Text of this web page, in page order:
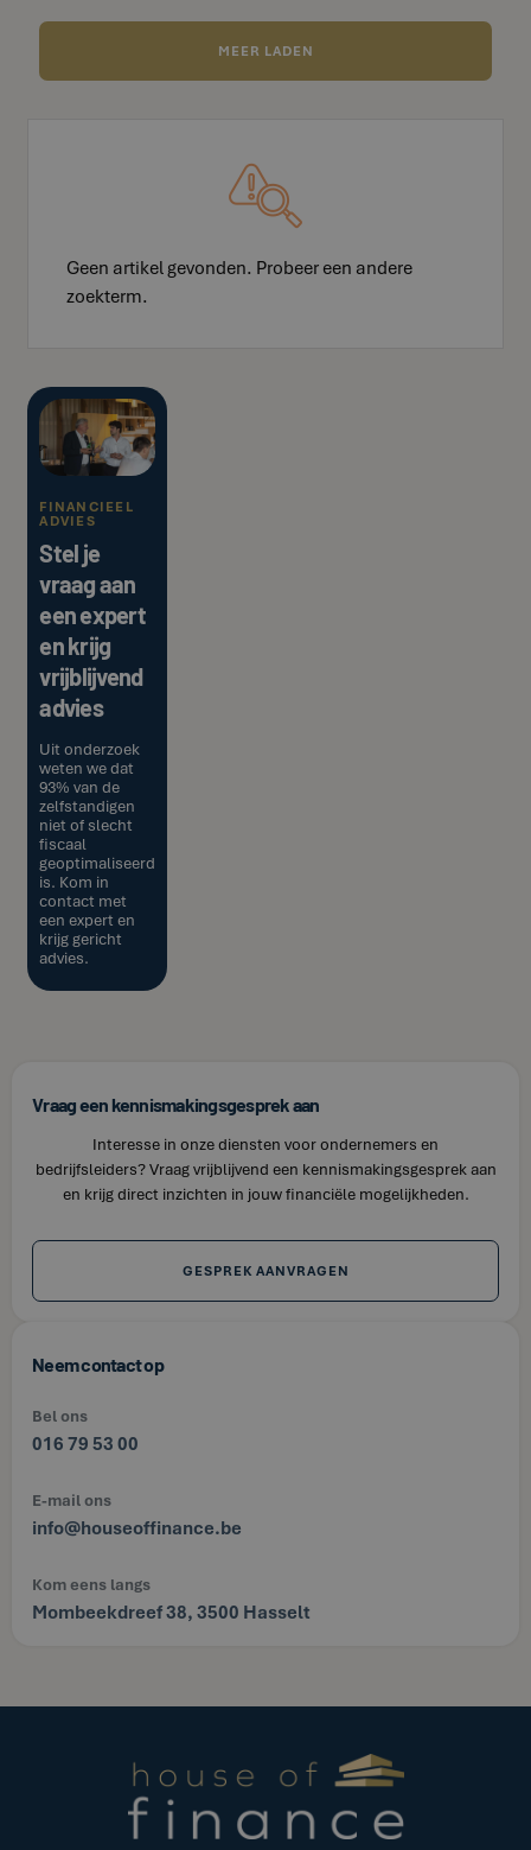
MEER LADEN
Geen artikel gevonden. Probeer een andere
zoekterm.
FINANCIEEL
ADVIES
Stel je
vraag aan
een expert
en krijg
vrijblijvend
advies
Uit onderzoek
weten we dat
93% van de
zelfstandigen
niet of slecht
fiscaal
geoptimaliseerd
is. Kom in
contact met
een expert en
krijg gericht
advies.
Vraag een kennismakingsgesprek aan
Interesse in onze diensten voor ondernemers en
bedrijfsleiders? Vraag vrijblijvend een kennismakingsgesprek aan
en krijg direct inzichten in jouw financiële mogelijkheden.
GESPREK AANVRAGEN
Neem contact op
Bel ons
016 79 53 00
E-mail ons
info@houseoffinance.be
Kom eens langs
Mombeekdreef 38, 3500 Hasselt